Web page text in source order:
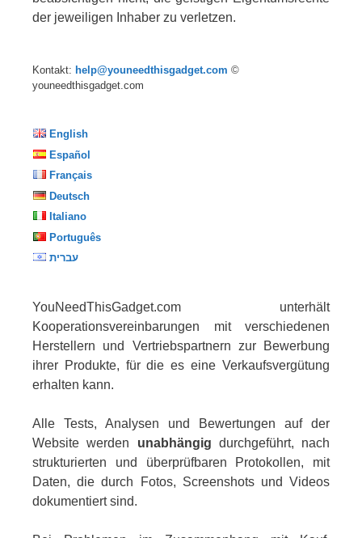
der jeweiligen Inhaber zu verletzen.
Kontakt: help@youneedthisgadget.com ©
youneedthisgadget.com
English
Español
Français
Deutsch
Italiano
Português
עברית
YouNeedThisGadget.com unterhält
Kooperationsvereinbarungen mit verschiedenen
Herstellern und Vertriebspartnern zur Bewerbung
ihrer Produkte, für die es eine Verkaufsvergütung
erhalten kann.
Alle Tests, Analysen und Bewertungen auf der
Website werden unabhängig durchgeführt, nach
strukturierten und überprüfbaren Protokollen, mit
Daten, die durch Fotos, Screenshots und Videos
dokumentiert sind.